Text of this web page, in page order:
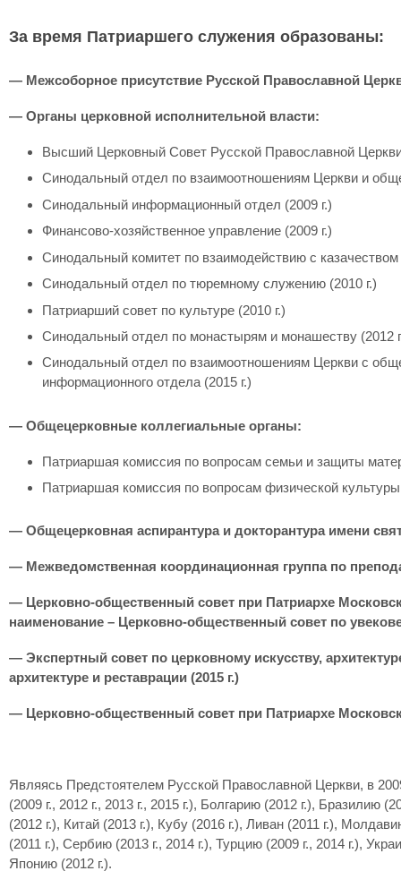
За время Патриаршего служения образованы:
— Межсоборное присутствие Русской Православной
— Органы церковной исполнительной власти:
Высший Церковный Совет Русской Православной Церкви
Синодальный отдел по взаимоотношениям Церкви и
Синодальный информационный отдел (2009 г.)
Финансово-хозяйственное управление (2009 г.)
Синодальный комитет по взаимодействию с казачеством
Синодальный отдел по тюремному служению (2010 г.)
Патриарший совет по культуре (2010 г.)
Синодальный отдел по монастырям и монашеству (2012
Синодальный отдел по взаимоотношениям Церкви с
информационного отдела (2015 г.)
— Общецерковные коллегиальные органы:
Патриаршая комиссия по вопросам семьи и защиты
Патриаршая комиссия по вопросам физической культуры
— Общецерковная аспирантура и докторантура имени
— Межведомственная координационная группа по
— Церковно-общественный совет при Патриархе
наименование – Церковно-общественный совет по
— Экспертный совет по церковному искусству,
архитектуре и реставрации (2015 г.)
— Церковно-общественный совет при Патриархе
Являясь Предстоятелем Русской Православной Церкви, в
(2009 г., 2012 г., 2013 г., 2015 г.), Болгарию (2012 г.), Бразилию
(2012 г.), Китай (2013 г.), Кубу (2016 г.), Ливан (2011 г.),
(2011 г.), Сербию (2013 г., 2014 г.), Турцию (2009 г., 2014 г.),
Японию (2012 г.).